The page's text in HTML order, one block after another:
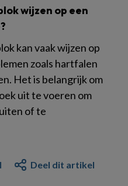
wijzen op een
kan vaak wijzen op
zoals hartfalen
Het is belangrijk om
uit te voeren om
of te
Deel dit artikel